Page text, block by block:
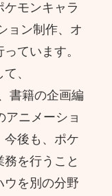
モンキャラ
ョン制作、オ
ています。
、
書籍の企画編
アニメーショ
今後も、ポケ
を行うこと
ウを別の分野